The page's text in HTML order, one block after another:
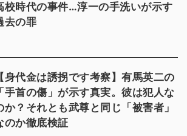
校時代の事件…淳一の手洗いが示す
去の罪
【身代金は誘拐です考察】有馬英二の
「手首の傷」が示す真実。彼は犯人な
か？それとも武尊と同じ「被害者」
のか徹底検証